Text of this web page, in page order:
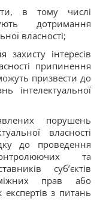
в тому числі
дотримання
власності;
інтересів
припинення
призвести до
інтелектуальної
порушень
власності
до проведення
та
суб’єктів
прав або
з питань